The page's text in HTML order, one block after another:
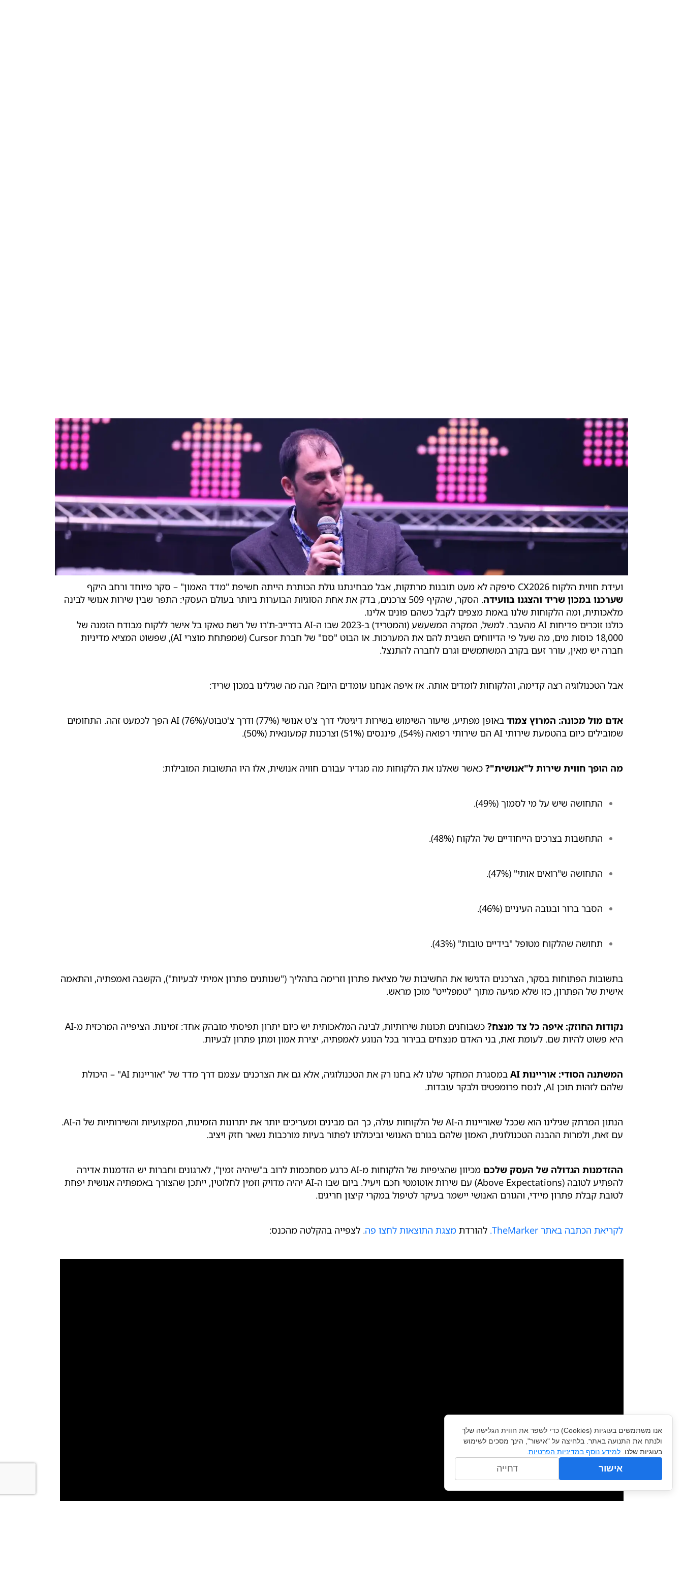
ועידת חווית הלקוח CX2026 סיפקה לא מעט תובנות מרתקות, אבל מבחינתנו גולת הכותרת הייתה חשיפת "מדד האמון" – סקר מיוחד ורחב היקף
שערכנו במכון שריד והצגנו בוועידה
. הסקר, שהקיף 509 צרכנים, בדק את אחת הסוגיות הבוערות ביותר בעולם העסקי: התפר שבין שירות אנושי לבינה
מלאכותית, ומה הלקוחות שלנו באמת מצפים לקבל כשהם פונים אלינו.
כולנו זוכרים פדיחות AI מהעבר. למשל, המקרה המשעשע (והמטריד) ב-2023 שבו ה-AI בדרייב-ת'רו של רשת טאקו בל אישר ללקוח מבודח הזמנה של
18,000 כוסות מים, מה שעל פי הדיווחים השבית להם את המערכות. או הבוט "סם" של חברת Cursor (שמפתחת מוצרי AI), שפשוט המציא מדיניות
חברה יש מאין, עורר זעם בקרב המשתמשים וגרם לחברה להתנצל.
אבל הטכנולוגיה רצה קדימה, והלקוחות לומדים אותה. אז איפה אנחנו עומדים היום? הנה מה שגילינו במכון שריד:
אדם מול מכונה: המרוץ צמוד
באופן מפתיע, שיעור השימוש בשירות דיגיטלי דרך צ'ט אנושי (77%) ודרך צ'טבוט/AI (76%) הפך לכמעט זהה. התחומים
שמובילים כיום בהטמעת שירותי AI הם שירותי רפואה (54%), פיננסים (51%) וצרכנות קמעונאית (50%).
מה הופך חווית שירות ל"אנושית"?כאשר שאלנו את הלקוחות מה מגדיר עבורם חוויה אנושית, אלו היו התשובות המובילות:
התחושה שיש על מי לסמוך (49%).
התחשבות בצרכים הייחודיים של הלקוח (48%).
התחושה ש"רואים אותי" (47%).
הסבר ברור ובגובה העיניים (46%).
תחושה שהלקוח מטופל "בידיים טובות" (43%).
בתשובות הפתוחות בסקר, הצרכנים הדגישו את החשיבות של מציאת פתרון וזרימה בתהליך ("שנותנים פתרון אמיתי לבעיות"), הקשבה ואמפתיה, והתאמה
אישית של הפתרון, כזו שלא מגיעה מתוך "טמפלייט" מוכן מראש.
נקודות החוזק: איפה כל צד מנצח?
כשבוחנים תכונות שירותיות, לבינה המלאכותית יש כיום יתרון תפיסתי מובהק אחד: זמינות. הציפייה המרכזית מ-AI
היא פשוט להיות שם. לעומת זאת, בני האדם מנצחים בבירור בכל הנוגע לאמפתיה, יצירת אמון ומתן פתרון לבעיות.
המשתנה הסודי: אוריינות AI
במסגרת המחקר שלנו לא בחנו רק את הטכנולוגיה, אלא גם את הצרכנים עצמם דרך מדד של "אוריינות AI" – היכולת
שלהם לזהות תוכן AI, לנסח פרומפטים ולבקר עובדות.
הנתון המרתק שגילינו הוא שככל שאוריינות ה-AI של הלקוחות עולה, כך הם מבינים ומעריכים יותר את יתרונות הזמינות, המקצועיות והשירותיות של ה-AI.
עם זאת, ולמרות ההבנה הטכנולוגית, האמון שלהם בגורם האנושי וביכולתו לפתור בעיות מורכבות נשאר חזק ויציב.
ההזדמנות הגדולה של העסק שלכם
מכיוון שהציפיות של הלקוחות מ-AI כרגע מסתכמות לרוב ב"שיהיה זמין", לארגונים וחברות יש הזדמנות אדירה
להפתיע לטובה (Above Expectations) עם שירות אוטומטי חכם ויעיל. ביום שבו ה-AI יהיה מדויק וזמין לחלוטין, ייתכן שהצורך באמפתיה אנושית יפחת
לטובת קבלת פתרון מיידי, והגורם האנושי יישמר בעיקר לטיפול במקרי קיצון חריגים.
לקריאת הכתבה באתר TheMarker. להורדת מצגת התוצאות לחצו פה. לצפייה בהקלטה מהכנס:
אנו משתמשים בעוגיות (Cookies) כדי לשפר את חווית הגלישה שלך
ולנתח את התנועה באתר. בלחיצה על "אישור", הינך מסכים לשימוש
בעוגיות שלנו. למידע נוסף במדיניות הפרטיות
אישור דחייה